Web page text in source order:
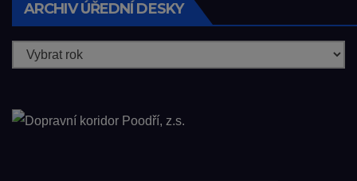
ARCHIV ÚŘEDNÍ DESKY